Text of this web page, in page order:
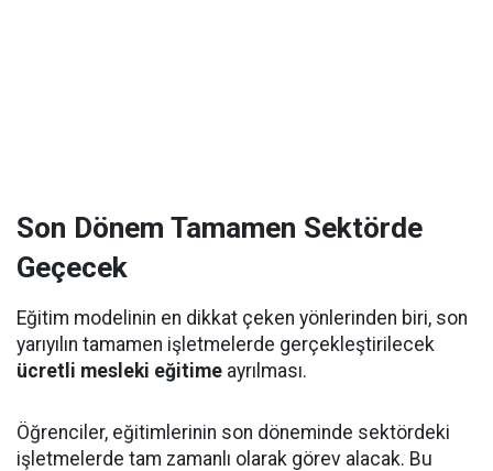
Son Dönem Tamamen Sektörde
Geçecek
Eğitim modelinin en dikkat çeken yönlerinden biri, son
yarıyılın tamamen işletmelerde gerçekleştirilecek
ücretli mesleki eğitime ayrılması.
Öğrenciler, eğitimlerinin son döneminde sektördeki
işletmelerde tam zamanlı olarak görev alacak. Bu